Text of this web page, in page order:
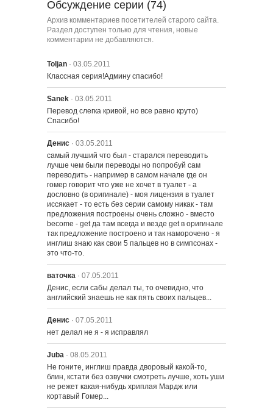
2214 – Злобный папа
2215 – История скорпионов
2216 – Милые летние мечты
2217 – Любовь - удушающая вещь
2218 – Великая Симпсия
2219 – Реальные Домохозяйки
Толстяка Тони
Обсуждение серии (74)
Архив комментариев посетителей старого сайта.
Раздел доступен только для чтения, новые
комментарии не добавляются.
Toljan · 03.05.2011
Классная серия!Админу спасибо!
Sanek · 03.05.2011
Перевод слегка кривой, но все равно круто)
Спасибо!
Денис · 03.05.2011
самый лучший что был - старался переводить
лучше чем были переводы но попробуй сам
переводить - например в самом начале где он
гомер говорит что уже не хочет в туалет - а
дословно (в оригинале) - моя лицензия в туалет
иссякает - то есть без серии самому никак - там
предложения построены очень сложно - вместо
become - get да там всегда и везде get в оригинале
так предложение построено и так наморочено - я
инглиш знаю как свои 5 пальцев но в симпсонах -
это что-то.
ваточка · 07.05.2011
Денис, если сабы делал ты, то очевидно, что
английский знаешь не как пять своих пальцев...
Денис · 07.05.2011
нет делал не я - я исправлял
Juba · 08.05.2011
Не гоните, инглиш правда дворовый какой-то,
блин, кстати без озвучки смотреть лучше, хоть уши
не режет какая-нибудь хриплая Мардж или
кортавый Гомер...